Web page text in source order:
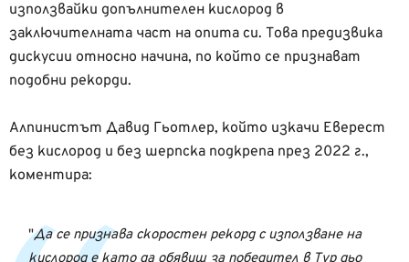
използвайки допълнителен кислород в
заключителната част на опита си. Това предизвика
дискусии относно начина, по който се признават
подобни рекорди.
Алпинистът Давид Гьотлер, който изкачи Еверест
без кислород и без шерпска подкрепа през 2022 г.,
коментира:
Да се признава скоростен рекорд с използване на